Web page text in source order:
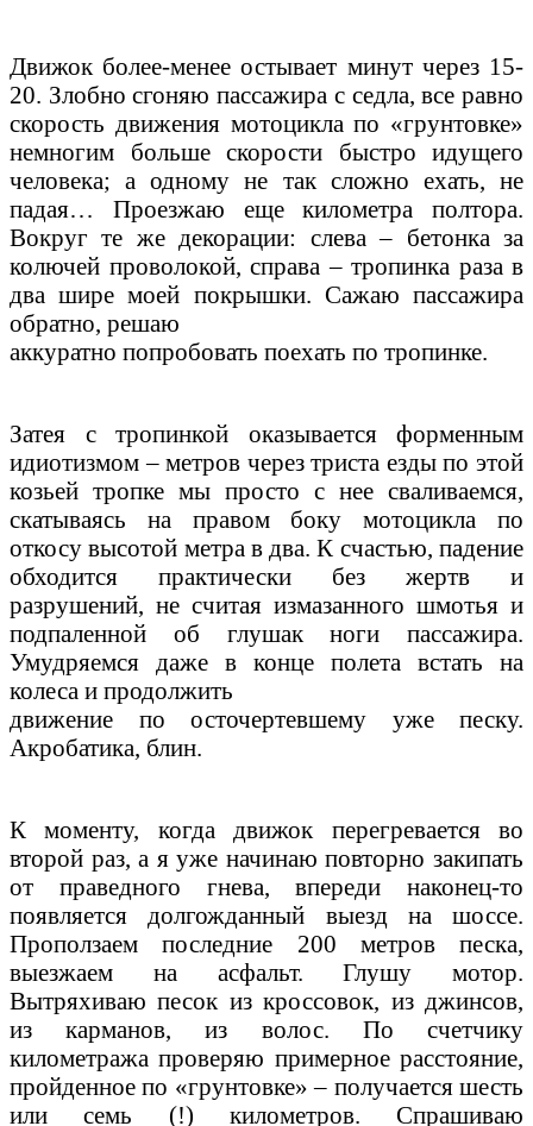
Движок более-менее остывает минут через 15-
20. Злобно сгоняю пассажира с седла, все равно
скорость движения мотоцикла по «грунтовке»
немногим больше скорости быстро идущего
человека; а одному не так сложно ехать, не
падая… Проезжаю еще километра полтора.
Вокруг те же декорации: слева – бетонка за
колючей проволокой, справа – тропинка раза в
два шире моей покрышки. Сажаю пассажира
обратно, решаю
аккуратно попробовать поехать по тропинке.
Затея с тропинкой оказывается форменным
идиотизмом – метров через триста езды по этой
козьей тропке мы просто с нее сваливаемся,
скатываясь на правом боку мотоцикла по
откосу высотой метра в два. К счастью, падение
обходится практически без жертв и
разрушений, не считая измазанного шмотья и
подпаленной об глушак ноги пассажира.
Умудряемся даже в конце полета встать на
колеса и продолжить
движение по осточертевшему уже песку.
Акробатика, блин.
К моменту, когда движок перегревается во
второй раз, а я уже начинаю повторно закипать
от праведного гнева, впереди наконец-то
появляется долгожданный выезд на шоссе.
Проползаем последние 200 метров песка,
выезжаем на асфальт. Глушу мотор.
Вытряхиваю песок из кроссовок, из джинсов,
из карманов, из волос. По счетчику
километража проверяю примерное расстояние,
пройденное по «грунтовке» – получается шесть
или семь (!) километров. Спрашиваю